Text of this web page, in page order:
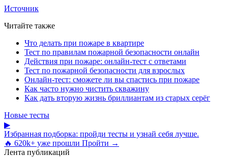
Источник
Читайте также
Что делать при пожаре в квартире
Тест по правилам пожарной безопасности онлайн
Действия при пожаре: онлайн-тест с ответами
Тест по пожарной безопасности для взрослых
Онлайн-тест: сможете ли вы спастись при пожаре
Как часто нужно чистить скважину
Как дать вторую жизнь бриллиантам из старых серёг
Новые тесты
▶
Избранная подборка: пройди тесты и узнай себя лучше.
🔥 620k+ уже прошли Пройти →
Лента публикаций